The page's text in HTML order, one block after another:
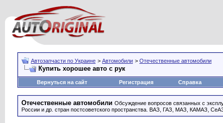
Автозапчасти по Украине > Автомобили > Отечественные автомобили
Купить хорошее авто с рук
Вернуться на сайт Регистрация Справка
Отечественные автомобили Обсуждение вопросов связанных с
России и др. стран постсоветского пространства. ВАЗ, ГАЗ, МАЗ, КАМАЗ,